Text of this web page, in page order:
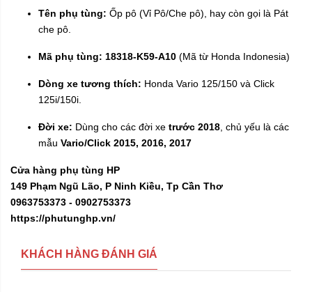
Tên phụ tùng: Ốp pô (Vỉ Pô/Che pô), hay còn gọi là Pát
che pô.
Mã phụ tùng: 18318-K59-A10 (Mã từ Honda Indonesia)
Dòng xe tương thích: Honda Vario 125/150 và Click
125i/150i.
Đời xe: Dùng cho các đời xe trước 2018 , chủ yếu là các
mẫu Vario/Click 2015, 2016, 2017
Cửa hàng phụ tùng HP
149 Phạm Ngũ Lão, P Ninh Kiều, Tp Cần Thơ
0963753373 - 0902753373
https://phutunghp.vn/
KHÁCH HÀNG ĐÁNH GIÁ